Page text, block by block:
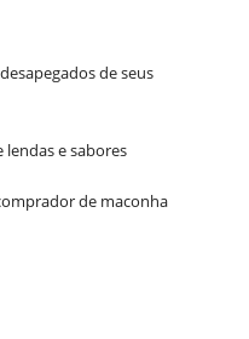
de seus
lendas e sabores
de maconha